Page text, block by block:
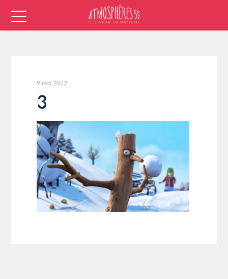
9 mai 2022
3